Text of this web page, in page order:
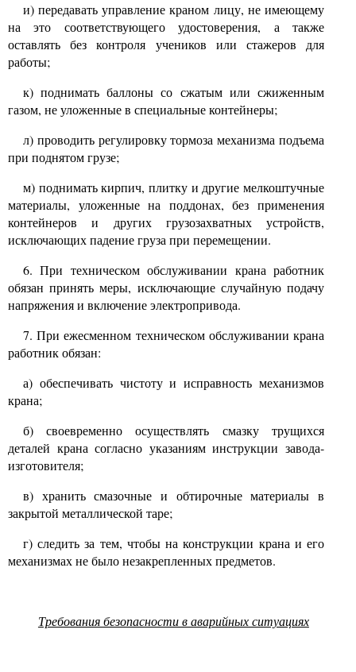
и) передавать управление краном лицу, не имеющему
на это соответствующего удостоверения, а также
оставлять без контроля учеников или стажеров для
работы;
к) поднимать баллоны со сжатым или сжиженным
газом, не уложенные в специальные контейнеры;
л) проводить регулировку тормоза механизма подъема
при поднятом грузе;
м) поднимать кирпич, плитку и другие мелкоштучные
материалы, уложенные на поддонах, без применения
контейнеров и других грузозахватных устройств,
исключающих падение груза при перемещении.
6. При техническом обслуживании крана работник
обязан принять меры, исключающие случайную подачу
напряжения и включение электропривода.
7. При ежесменном техническом обслуживании крана
работник обязан:
а) обеспечивать чистоту и исправность механизмов
крана;
б) своевременно осуществлять смазку трущихся
деталей крана согласно указаниям инструкции завода-
изготовителя;
в) хранить смазочные и обтирочные материалы в
закрытой металлической таре;
г) следить за тем, чтобы на конструкции крана и его
механизмах не было незакрепленных предметов.
Требования безопасности в аварийных ситуациях